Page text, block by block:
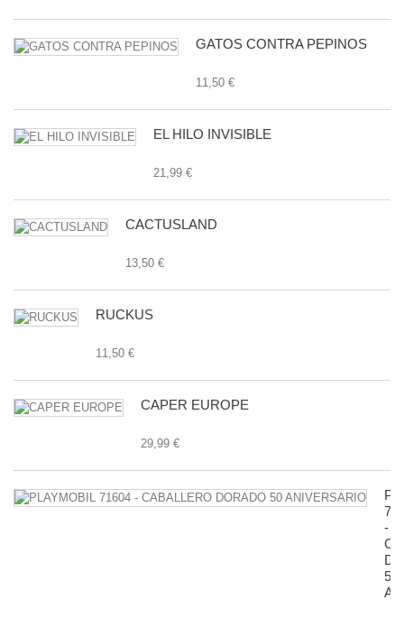
GATOS CONTRA PEPINOS
11,50 €
EL HILO INVISIBLE
21,99 €
CACTUSLAND
13,50 €
RUCKUS
11,50 €
CAPER EUROPE
29,99 €
-
50